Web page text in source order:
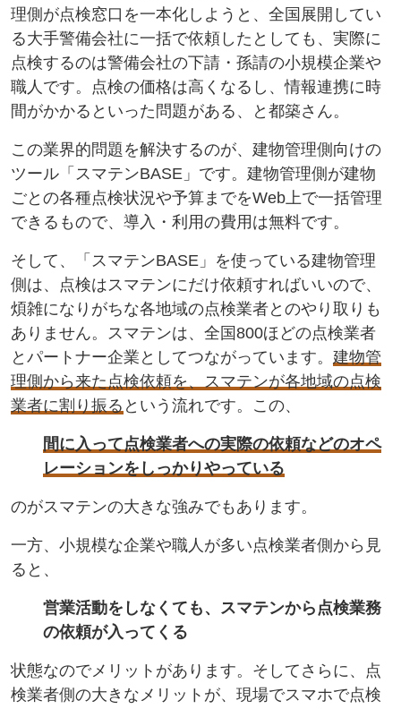
理側が点検窓口を一本化しようと、全国展開してい
る大手警備会社に一括で依頼したとしても、実際に
点検するのは警備会社の下請・孫請の小規模企業や
職人です。点検の価格は高くなるし、情報連携に時
間がかかるといった問題がある、と都築さん。
この業界的問題を解決するのが、建物管理側向けの
ツール「スマテンBASE」です。建物管理側が建物
ごとの各種点検状況や予算までをWeb上で一括管理
できるもので、導入・利用の費用は無料です。
そして、「スマテンBASE」を使っている建物管理
側は、点検はスマテンにだけ依頼すればいいので、
煩雑になりがちな各地域の点検業者とのやり取りも
ありません。スマテンは、全国800ほどの点検業者
とパートナー企業としてつながっています。 建物管
理側から来た点検依頼を、スマテンが各地域の点検
業者に割り振る という流れです。この、
間に入って点検業者への実際の依頼などのオペ
レーションをしっかりやっている
のがスマテンの大きな強みでもあります。
一方、小規模な企業や職人が多い点検業者側から見
ると、
営業活動をしなくても、スマテンから点検業務
の依頼が入ってくる
状態なのでメリットがあります。そしてさらに、点
検業者側の大きなメリットが、現場でスマホで点検